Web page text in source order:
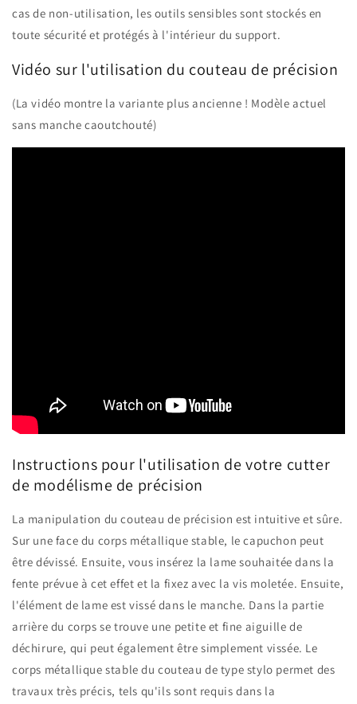
cas de non-utilisation, les outils sensibles sont stockés en
toute sécurité et protégés à l'intérieur du support.
Vidéo sur l'utilisation du couteau de précision
(La vidéo montre la variante plus ancienne ! Modèle actuel
sans manche caoutchouté)
Instructions pour l'utilisation de votre cutter
de modélisme de précision
La manipulation du couteau de précision est intuitive et sûre.
Sur une face du corps métallique stable, le capuchon peut
être dévissé. Ensuite, vous insérez la lame souhaitée dans la
fente prévue à cet effet et la fixez avec la vis moletée. Ensuite,
l'élément de lame est vissé dans le manche. Dans la partie
arrière du corps se trouve une petite et fine aiguille de
déchirure, qui peut également être simplement vissée. Le
corps métallique stable du couteau de type stylo permet des
travaux très précis, tels qu'ils sont requis dans la